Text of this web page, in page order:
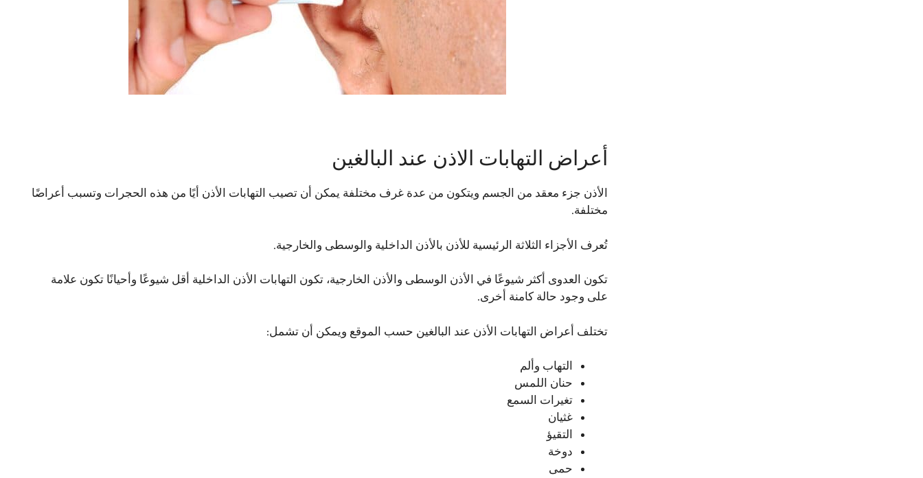
أعراض التهابات الاذن عند البالغين
الأذن جزء معقد من الجسم ويتكون من عدة غرف مختلفة يمكن أن تصيب التهابات الأذن أيًا من هذه الحجرات وتسبب أعراضًا
مختلفة.
تُعرف الأجزاء الثلاثة الرئيسية للأذن بالأذن الداخلية والوسطى والخارجية.
تكون العدوى أكثر شيوعًا في الأذن الوسطى والأذن الخارجية، تكون التهابات الأذن الداخلية أقل شيوعًا وأحيانًا تكون علامة
على وجود حالة كامنة أخرى.
تختلف أعراض التهابات الأذن عند البالغين حسب الموقع ويمكن أن تشمل:
التهاب وألم
حنان اللمس
تغيرات السمع
غثيان
التقيؤ
دوخة
حمى